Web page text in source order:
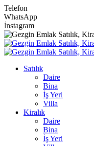
Telefon
WhatsApp
İnstagram
Satılık
Daire
Bina
İş Yeri
Villa
Kiralık
Daire
Bina
İş Yeri